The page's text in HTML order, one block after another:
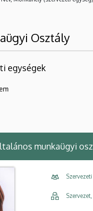
Osztály
egységek
munkaügyi